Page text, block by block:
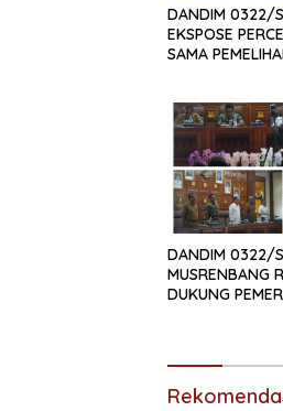
DANDIM 0322/
EKSPOSE
SAMA
DANDIM 0322/
MUSRENBANG
DUKUNG